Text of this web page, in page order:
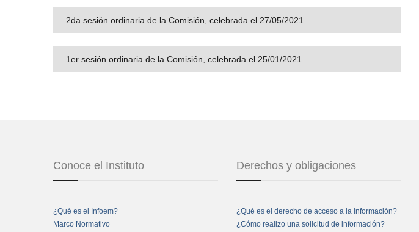
2da sesión ordinaria de la Comisión, celebrada el 27/05/2021
1er sesión ordinaria de la Comisión, celebrada el 25/01/2021
Conoce el Instituto
¿Qué es el Infoem?
Marco Normativo
Derechos y obligaciones
¿Qué es el derecho de acceso a la información?
¿Cómo realizo una solicitud de información?